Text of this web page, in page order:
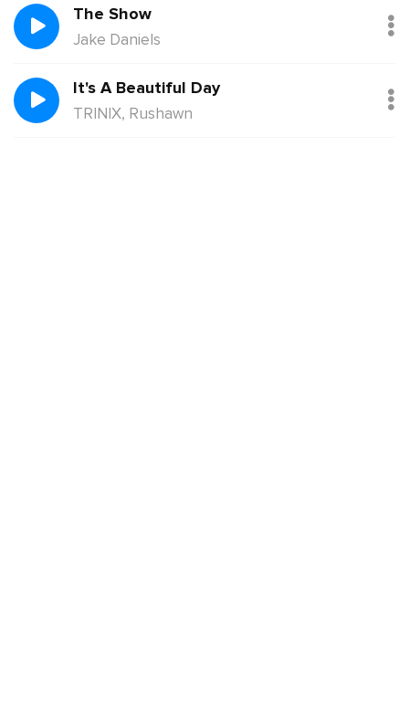
The Show
Jake Daniels
It's A Beautiful Day
TRINIX, Rushawn